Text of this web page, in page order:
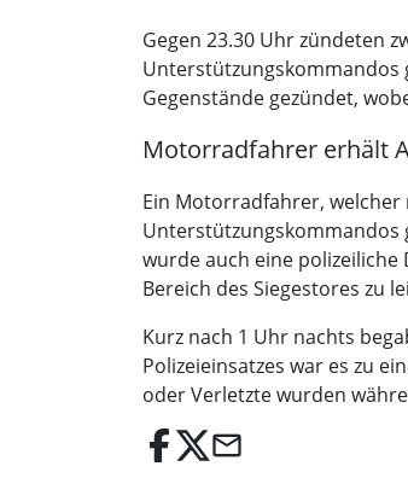
Gegen 23.30 Uhr zündeten
Unterstützungskommandos
Gegenstände gezündet,
Motorradfahrer erhält
Ein Motorradfahrer,
Unterstützungskommandos
wurde auch eine
Bereich des Siegestores zu
Kurz nach 1 Uhr nachts
Polizeieinsatzes war es zu
oder Verletzte wurden
email